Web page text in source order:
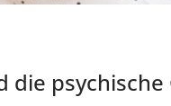
die